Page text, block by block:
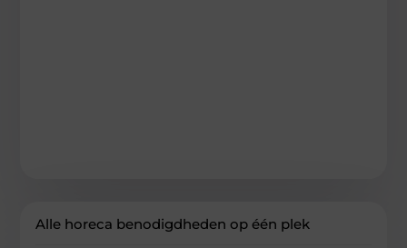
Alle horeca benodigdheden op één plek